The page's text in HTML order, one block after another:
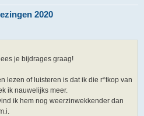
2020
je bijdrages graag!
lezen of luisteren is dat ik die r*tkop van
ik nauwelijks meer.
ik hem nog weerzinwekkender dan